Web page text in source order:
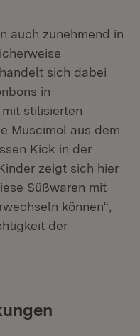
auch zunehmend in
sich dabei
in
stilisierten
Muscimol aus dem
Kick in der
zeigt sich hier
Süßwaren mit
können“,
der